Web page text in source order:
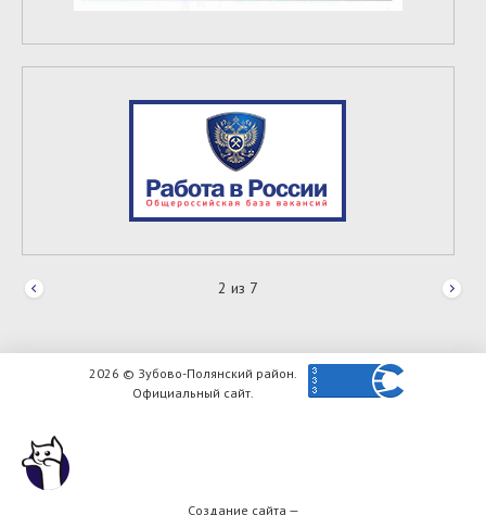
2 из 7
2026 © Зубово-Полянский район.
Официальный сайт.
Создание сайта —